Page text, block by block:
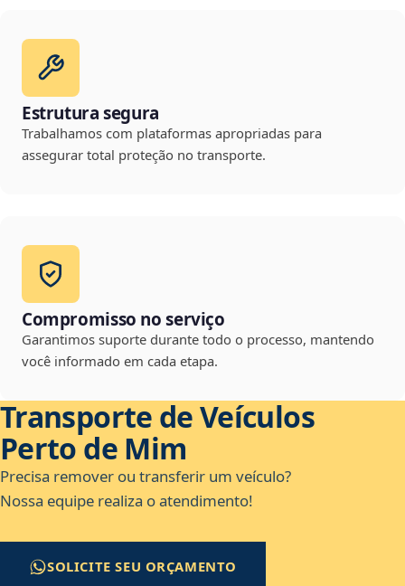
Estrutura segura
Trabalhamos com plataformas apropriadas para
assegurar total proteção no transporte.
Compromisso no serviço
Garantimos suporte durante todo o processo, mantendo
você informado em cada etapa.
Transporte de Veículos
Perto de Mim
Precisa remover ou transferir um veículo?
Nossa equipe realiza o atendimento!
SOLICITE SEU ORÇAMENTO